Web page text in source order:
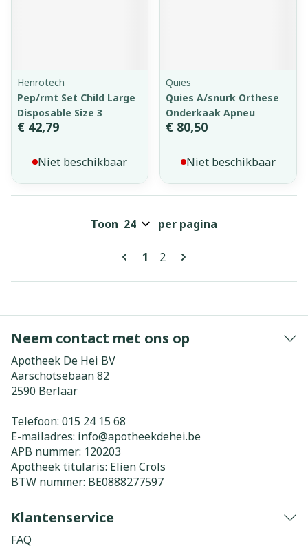
Henrotech
Pep/rmt Set Child Large
Disposable Size 3
€ 42,79
Niet beschikbaar
Quies
Quies A/snurk Orthese
Onderkaak Apneu
€ 80,50
Niet beschikbaar
Pagina's
U lees momenteel pagina
1 Pagina
2
Toon per pagina
Neem contact met ons op
Apotheek De Hei BV
Aarschotsebaan 82
2590 Berlaar
Telefoon: 015 24 15 68
E-mailadres: info@apotheekdehei.be
APB nummer: 120203
Apotheek titularis: Elien Crols
BTW nummer: BE0888277597
Klantenservice
FAQ